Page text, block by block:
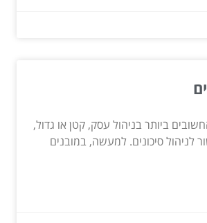
ביותר בניהול עסק, קטן או גדול,
לניהול סיכונים. למעשה, במובנים